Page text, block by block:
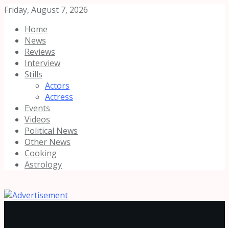
Friday, August 7, 2026
Home
News
Reviews
Interview
Stills
Actors
Actress
Events
Videos
Political News
Other News
Cooking
Astrology